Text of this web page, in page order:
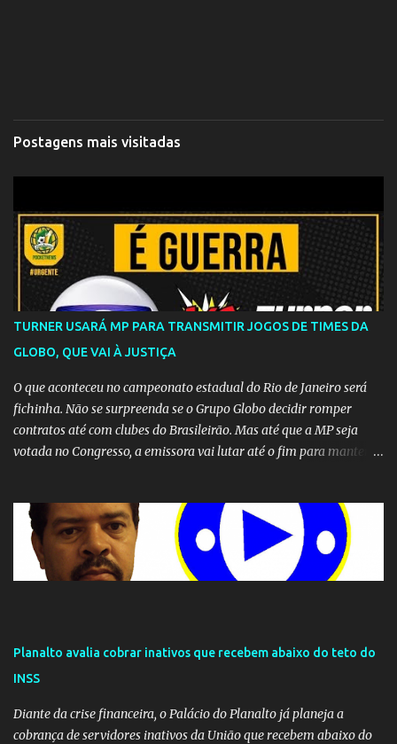
Postagens mais visitadas
TURNER USARÁ MP PARA TRANSMITIR JOGOS DE TIMES DA
GLOBO, QUE VAI À JUSTIÇA
O que aconteceu no campeonato estadual do Rio de Janeiro será
fichinha. Não se surpreenda se o Grupo Globo decidir romper
contratos até com clubes do Brasileirão. Mas até que a MP seja
votada no Congresso, a emissora vai lutar até o fim para manter o
Planalto avalia cobrar inativos que recebem abaixo do teto do
INSS
Diante da crise financeira, o Palácio do Planalto já planeja a
cobrança de servidores inativos da União que recebem abaixo do